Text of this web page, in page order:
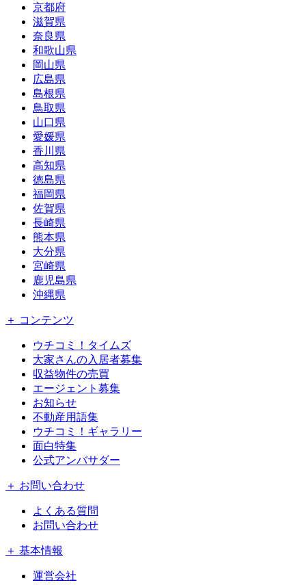
京都府
滋賀県
奈良県
和歌山県
岡山県
広島県
島根県
鳥取県
山口県
愛媛県
香川県
高知県
徳島県
福岡県
佐賀県
長崎県
熊本県
大分県
宮崎県
鹿児島県
沖縄県
＋ コンテンツ
ウチコミ！タイムズ
大家さんの入居者募集
収益物件の売買
エージェント募集
お知らせ
不動産用語集
ウチコミ！ギャラリー
面白特集
公式アンバサダー
＋ お問い合わせ
よくある質問
お問い合わせ
＋ 基本情報
運営会社